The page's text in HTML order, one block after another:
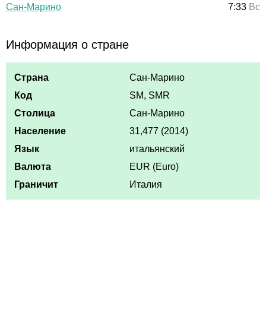
Сан-Марино 7:33 Вс
Информация о стране
Страна
Сан-Марино
Код
SM, SMR
Столица
Сан-Марино
Население
31,477 (2014)
Язык
итальянский
Валюта
EUR (Euro)
Граничит
Италия